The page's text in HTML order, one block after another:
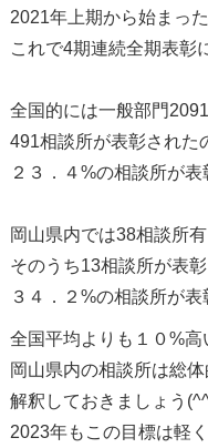
2021年上期から始まっ
これで4期連続全期表彰
全国的には一般部門2091
491相談所が表彰された
２３．４%の相談所が表
岡山県内では38相談所
そのうち13相談所が表
３４．２ %の相談所が表
全国平均よりも１０%高
岡山県内の相談所は総
解釈しておきましょう
2023年もこの目標は軽